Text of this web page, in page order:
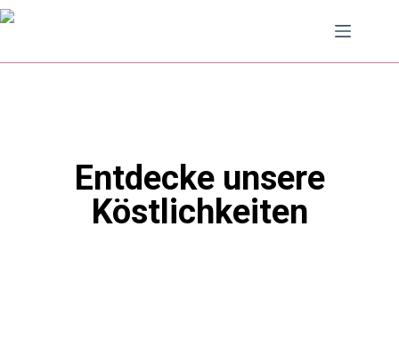
Entdecke unsere
Köstlichkeiten